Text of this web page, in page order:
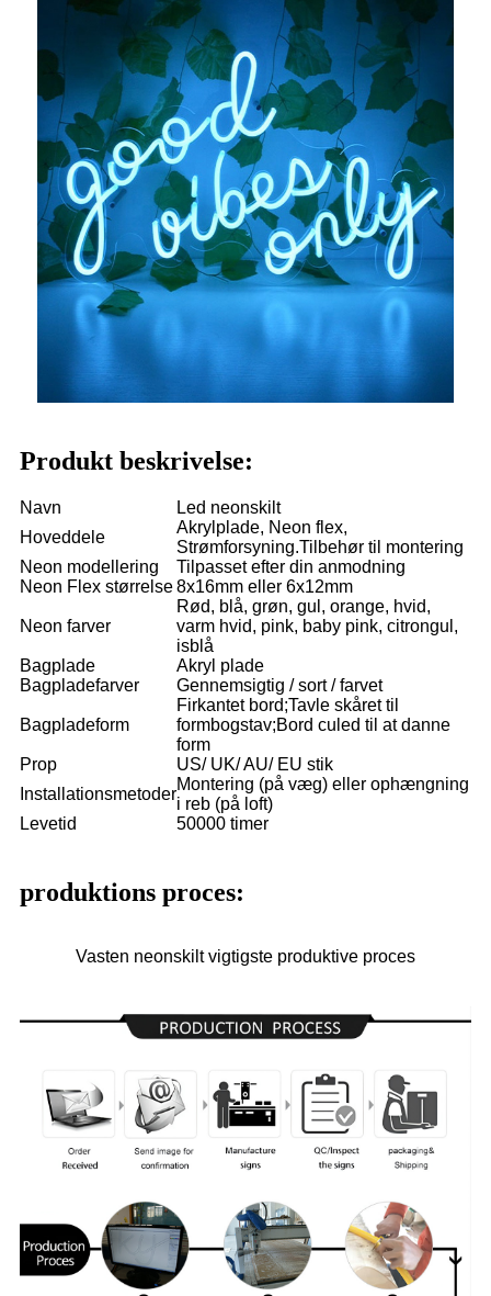
Produkt beskrivelse:
Navn
Led neonskilt
Hoveddele
Akrylplade, Neon flex,
Strømforsyning.Tilbehør til montering
Neon modellering
Tilpasset efter din anmodning
Neon Flex størrelse8x16mm eller 6x12mm
Neon farver
Rød, blå, grøn, gul, orange, hvid,
varm hvid, pink, baby pink, citrongul,
isblå
Bagplade
Akryl plade
Bagpladefarver
Gennemsigtig / sort / farvet
Bagpladeform
Firkantet bord;Tavle skåret til
formbogstav;Bord culed til at danne
form
Prop
US/ UK/ AU/ EU stik
Installationsmetoder
Montering (på væg) eller ophængning
i reb (på loft)
Levetid
50000 timer
produktions proces:
Vasten neonskilt vigtigste produktive proces